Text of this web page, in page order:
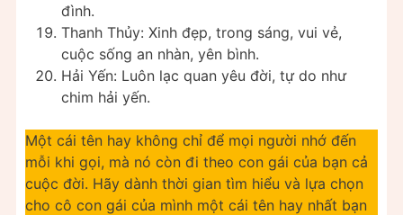
đình.
Thanh Thủy: Xinh đẹp, trong sáng, vui vẻ,
cuộc sống an nhàn, yên bình.
Hải Yến: Luôn lạc quan yêu đời, tự do như
chim hải yến.
Một cái tên hay không chỉ để mọi người nhớ đến
mỗi khi gọi, mà nó còn đi theo con gái của bạn cả
cuộc đời. Hãy dành thời gian tìm hiểu và lựa chọn
cho cô con gái của mình một cái tên hay nhất bạn